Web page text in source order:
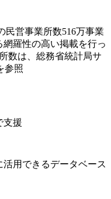
営事業所数516万事業
網羅性の高い掲載を行っ
数は、総務省統計局サ
参照
支援
用できるデータベース